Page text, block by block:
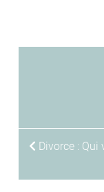
Divorce : Qui